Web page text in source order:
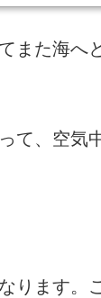
また海へ
て、空気
ります。